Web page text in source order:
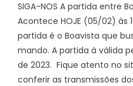
SIGA-NOS A partida entre
Acontece HOJE (05/02) às
partida é o Boavista que
mando. A partida á válida
de 2023. Fique atento no
conferir as transmissões